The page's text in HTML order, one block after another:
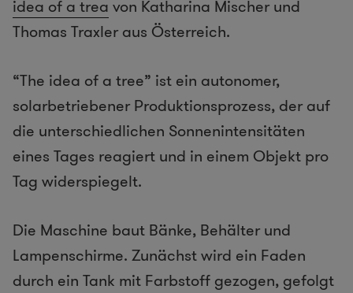
idea of a trea von Katharina Mischer und
Thomas Traxler aus Österreich.
“The idea of a tree” ist ein autonomer,
solarbetriebener Produktionsprozess, der auf
die unterschiedlichen Sonnenintensitäten
eines Tages reagiert und in einem Objekt pro
Tag widerspiegelt.
Die Maschine baut Bänke, Behälter und
Lampenschirme. Zunächst wird ein Faden
durch ein Tank mit Farbstoff gezogen, gefolgt